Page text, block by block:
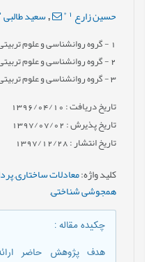
حسین زارع *
,سعید طالبی 2
- گروه روانشناسی و علوم
2- گروه روانشناسی و علوم تربیتی
3- گروه روانشناسی و علوم تربیتی
تاریخ دریافت : 1396/04/10
تاریخ پذیرش : 1397/07/02
تاریخ انتشار : 1397/12/28
کلید واژه:معادلات ساختاری,
همجوشی شناختی,
چکیده مقاله:
هدف پژوهش حاضر